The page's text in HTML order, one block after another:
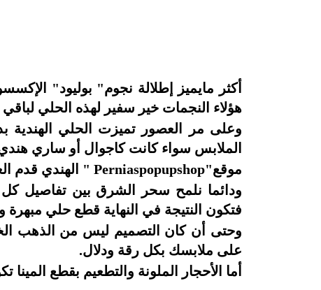
أكثر مايميز إطلالة نجوم" بوليود"
هؤلاء النجمات خير سفير لهذه الحلي لباقي
وعلى مر العصور تميزت الحلي الهندية
الملابس سواء كانت كاجوال أو ساري
موقع"Perniaspopupshop " الهندي قدم
ودائما نلمح سحر الشرق بين تفاصيل
فتكون النتيجة في النهاية قطع حلي مبهرة
وحتى أن كان التصميم ليس من الذهب
على ملابسك بكل رقة ودلال.
أما الأحجار الملونة والتطعيم بقطع